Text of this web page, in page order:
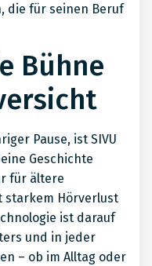
die für seinen Beruf
Bühne
Pause, ist SIVU
Geschichte
für ältere
starkem Hörverlust
ist darauf
und in jeder
– ob im Alltag oder